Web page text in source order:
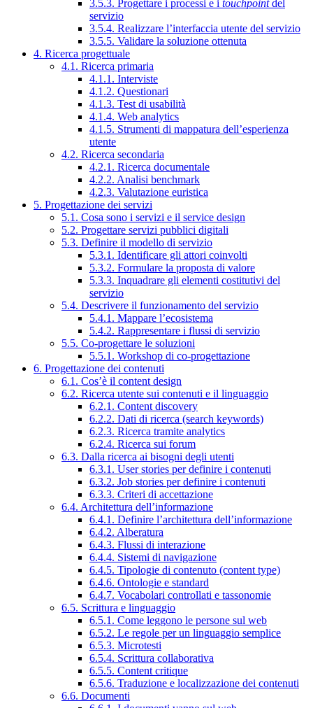
3.5.3. Progettare i processi e i touchpointdel
servizio
3.5.4. Realizzare l’interfaccia utente del servizio
3.5.5. Validare la soluzione ottenuta
4. Ricerca progettuale
4.1. Ricerca primaria
4.1.1. Interviste
4.1.2. Questionari
4.1.3. Test di usabilità
4.1.4. Web analytics
4.1.5. Strumenti di mappatura dell’esperienza
utente
4.2. Ricerca secondaria
4.2.1. Ricerca documentale
4.2.2. Analisi benchmark
4.2.3. Valutazione euristica
5. Progettazione dei servizi
5.1. Cosa sono i servizi e il service design
5.2. Progettare servizi pubblici digitali
5.3. Definire il modello di servizio
5.3.1. Identificare gli attori coinvolti
5.3.2. Formulare la proposta di valore
5.3.3. Inquadrare gli elementi costitutivi del
servizio
5.4. Descrivere il funzionamento del servizio
5.4.1. Mappare l’ecosistema
5.4.2. Rappresentare i flussi di servizio
5.5. Co-progettare le soluzioni
5.5.1. Workshop di co-progettazione
6. Progettazione dei contenuti
6.1. Cos’è il content design
6.2. Ricerca utente sui contenuti e il linguaggio
6.2.1. Content discovery
6.2.2. Dati di ricerca (search keywords)
6.2.3. Ricerca tramite analytics
6.2.4. Ricerca sui forum
6.3. Dalla ricerca ai bisogni degli utenti
6.3.1. User stories per definire i contenuti
6.3.2. Job stories per definire i contenuti
6.3.3. Criteri di accettazione
6.4. Architettura dell’informazione
6.4.1. Definire l’architettura dell’informazione
6.4.2. Alberatura
6.4.3. Flussi di interazione
6.4.4. Sistemi di navigazione
6.4.5. Tipologie di contenuto (content type)
6.4.6. Ontologie e standard
6.4.7. Vocabolari controllati e tassonomie
6.5. Scrittura e linguaggio
6.5.1. Come leggono le persone sul web
6.5.2. Le regole per un linguaggio semplice
6.5.3. Microtesti
6.5.4. Scrittura collaborativa
6.5.5. Content critique
6.5.6. Traduzione e localizzazione dei contenuti
6.6. Documenti